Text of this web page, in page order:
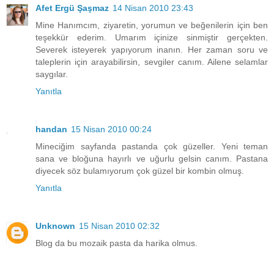
Afet Ergü Şaşmaz 14 Nisan 2010 23:43
Mine Hanımcım, ziyaretin, yorumun ve beğenilerin için ben
teşekkür ederim. Umarım içinize sinmiştir gerçekten.
Severek isteyerek yapıyorum inanın. Her zaman soru ve
taleplerin için arayabilirsin, sevgiler canım. Ailene selamlar
saygılar.
Yanıtla
handan 15 Nisan 2010 00:24
Mineciğim sayfanda pastanda çok güzeller. Yeni teman
sana ve bloğuna hayırlı ve uğurlu gelsin canım. Pastana
diyecek söz bulamıyorum çok güzel bir kombin olmuş.
Yanıtla
Unknown 15 Nisan 2010 02:32
Blog da bu mozaik pasta da harika olmus.